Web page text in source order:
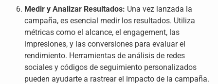
Medir y Analizar Resultados: Una vez lanzada la
campaña, es esencial medir los resultados. Utiliza
métricas como el alcance, el engagement, las
impresiones, y las conversiones para evaluar el
rendimiento. Herramientas de análisis de redes
sociales y códigos de seguimiento personalizados
pueden ayudarte a rastrear el impacto de la campaña.